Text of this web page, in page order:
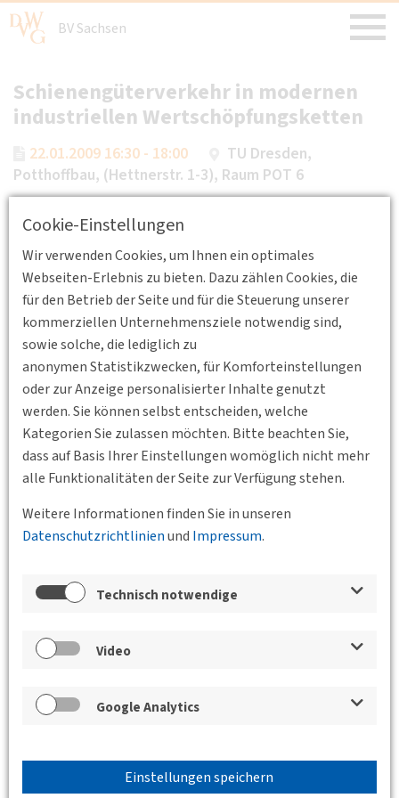
Cookie-Einstellungen
Wir verwenden Cookies, um Ihnen ein optimales
Webseiten-Erlebnis zu bieten. Dazu zählen Cookies, die
für den Betrieb der Seite und für die Steuerung unserer
kommerziellen Unternehmensziele notwendig sind,
sowie solche, die lediglich zu
anonymen Statistikzwecken, für Komforteinstellungen
oder zur Anzeige personalisierter Inhalte genutzt
werden. Sie können selbst entscheiden, welche
Kategorien Sie zulassen möchten. Bitte beachten Sie,
dass auf Basis Ihrer Einstellungen womöglich nicht mehr
alle Funktionalitäten der Seite zur Verfügung stehen.
Weitere Informationen finden Sie in unseren
Datenschutzrichtlinienund Impressum.
Technisch notwendige
Video
Google Analytics
Einstellungen speichern
BV Sachsen
Schienengüterverkehr in modernen
industriellen Wertschöpfungsketten
22.01.2009 16:30 - 18:00
TU Dresden,
Potthoffbau, (Hettnerstr. 1-3), Raum POT 6
Erstellt vonGunter Thiele
Referent: Prof. König (TU Dresden)
Standort